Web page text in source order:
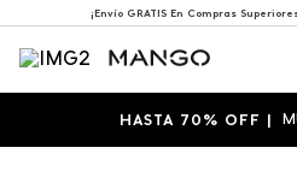
¡Envío GRATIS En Compras
HASTA 70% OFF |